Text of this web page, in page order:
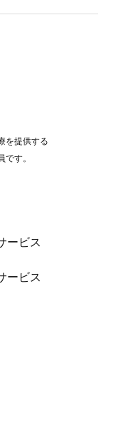
を提供する
す。
ービス
ービス